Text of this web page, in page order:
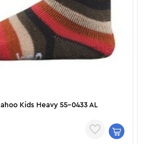
Kids Heavy 55-0433 AL